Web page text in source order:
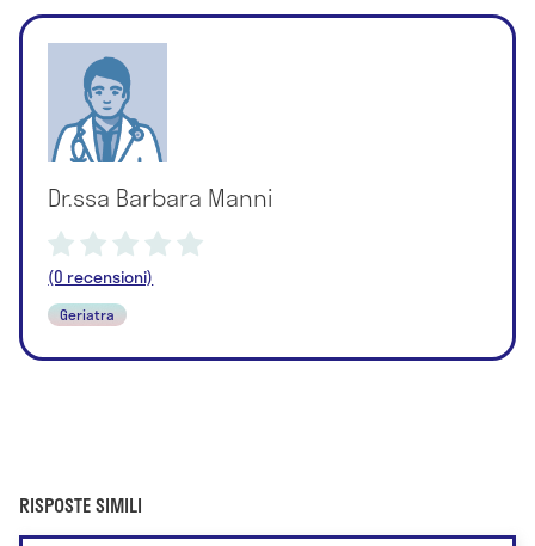
Dr.ssa Barbara Manni
(0 recensioni)
Geriatra
RISPOSTE SIMILI